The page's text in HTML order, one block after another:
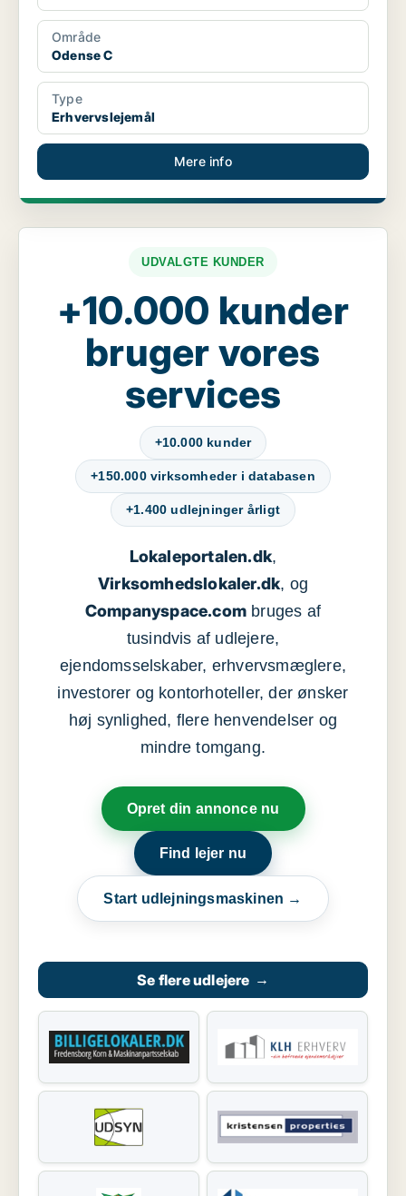
Område
Odense C
Type
Erhvervslejemål
Mere info
UDVALGTE KUNDER
+10.000 kunder
bruger vores
services
+10.000 kunder
+150.000 virksomheder i databasen
+1.400 udlejninger årligt
Lokaleportalen.dk,
Virksomhedslokaler.dk, og
Companyspace.com bruges af
tusindvis af udlejere,
ejendomsselskaber, erhvervsmæglere,
investorer og kontorhoteller, der ønsker
høj synlighed, flere henvendelser og
mindre tomgang.
Opret din annonce nu
Find lejer nu
Start udlejningsmaskinen →
Se flere udlejere →